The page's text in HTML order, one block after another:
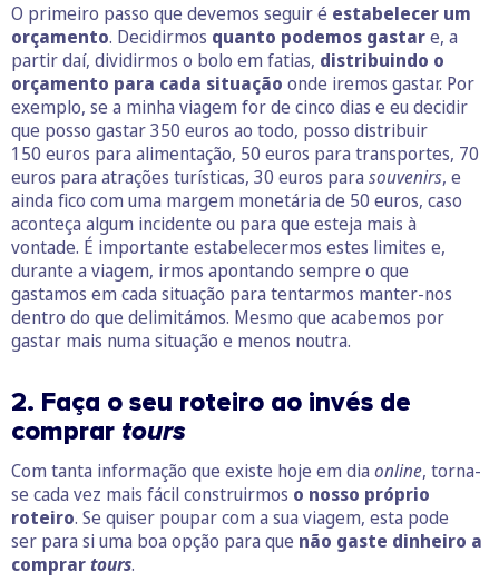
O primeiro passo que devemos seguir é estabelecer um
orçamento. Decidirmos quanto podemos gastare, a
partir daí, dividirmos o bolo em fatias, distribuindo o
orçamento para cada situação onde iremos gastar. Por
exemplo, se a minha viagem for de cinco dias e eu decidir
que posso gastar 350 euros ao todo, posso distribuir
150 euros para alimentação, 50 euros para transportes, 70
euros para atrações turísticas, 30 euros para souvenirs, e
ainda fico com uma margem monetária de 50 euros, caso
aconteça algum incidente ou para que esteja mais à
vontade. É importante estabelecermos estes limites e,
durante a viagem, irmos apontando sempre o que
gastamos em cada situação para tentarmos manter-nos
dentro do que delimitámos. Mesmo que acabemos por
gastar mais numa situação e menos noutra.
2. Faça o seu roteiro ao invés de
comprar tours
Com tanta informação que existe hoje em dia online, torna-
se cada vez mais fácil construirmos o nosso próprio
roteiro. Se quiser poupar com a sua viagem, esta pode
ser para si uma boa opção para que não gaste dinheiro a
comprartours.